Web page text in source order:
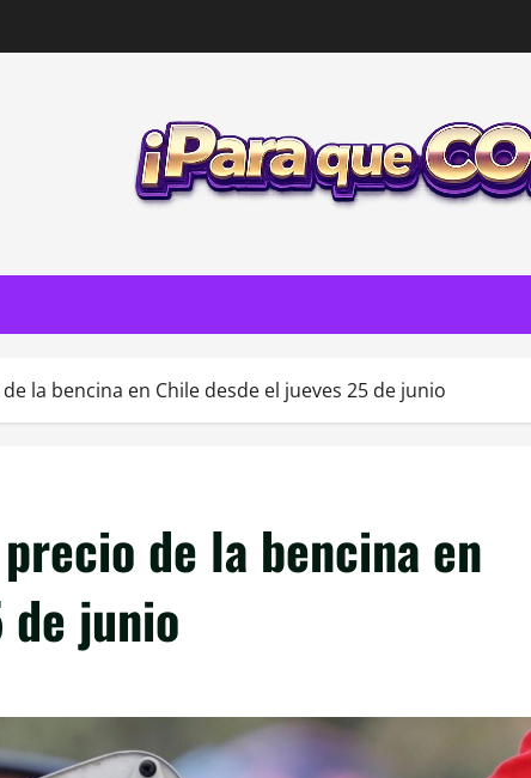
la bencina en Chile desde el jueves 25 de junio
de la bencina en
de junio